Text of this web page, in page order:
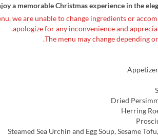
a memorable Christmas experience in the
we are unable to change ingredients or
apologize for any inconvenience and
Dried
Herring
Steamed Sea Urchin and Egg Soup, Sesame